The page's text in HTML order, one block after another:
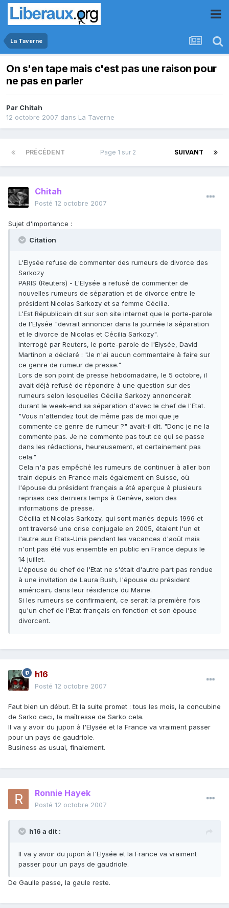
La Taverne
On s'en tape mais c'est pas une raison pour
ne pas en parler
Par Chitah
12 octobre 2007 dans La Taverne
PRÉCÉDENT SUIVANT
Page 1 sur 2
Chitah
Posté 12 octobre 2007
Sujet d'importance :
Citation
L'Elysée refuse de commenter des rumeurs de divorce des
Sarkozy
PARIS (Reuters) - L'Elysée a refusé de commenter de
nouvelles rumeurs de séparation et de divorce entre le
président Nicolas Sarkozy et sa femme Cécilia.
L'Est Républicain dit sur son site internet que le porte-parole
de l'Elysée "devrait annoncer dans la journée la séparation
et le divorce de Nicolas et Cécilia Sarkozy".
Interrogé par Reuters, le porte-parole de l'Elysée, David
Martinon a déclaré : "Je n'ai aucun commentaire à faire sur
ce genre de rumeur de presse."
Lors de son point de presse hebdomadaire, le 5 octobre, il
avait déjà refusé de répondre à une question sur des
rumeurs selon lesquelles Cécilia Sarkozy annoncerait
durant le week-end sa séparation d'avec le chef de l'Etat.
"Vous n'attendez tout de même pas de moi que je
commente ce genre de rumeur ?" avait-il dit. "Donc je ne la
commente pas. Je ne commente pas tout ce qui se passe
dans les rédactions, heureusement, et certainement pas
cela."
Cela n'a pas empêché les rumeurs de continuer à aller bon
train depuis en France mais également en Suisse, où
l'épouse du président français a été aperçue à plusieurs
reprises ces derniers temps à Genève, selon des
informations de presse.
Cécilia et Nicolas Sarkozy, qui sont mariés depuis 1996 et
ont traversé une crise conjugale en 2005, étaient l'un et
l'autre aux Etats-Unis pendant les vacances d'août mais
n'ont pas été vus ensemble en public en France depuis le
14 juillet.
L'épouse du chef de l'Etat ne s'était d'autre part pas rendue
à une invitation de Laura Bush, l'épouse du président
américain, dans leur résidence du Maine.
Si les rumeurs se confirmaient, ce serait la première fois
qu'un chef de l'Etat français en fonction et son épouse
divorcent.
h16
Posté 12 octobre 2007
Faut bien un début. Et la suite promet : tous les mois, la concubine
de Sarko ceci, la maîtresse de Sarko cela.
Il va y avoir du jupon à l'Elysée et la France va vraiment passer
pour un pays de gaudriole.
Business as usual, finalement.
Ronnie Hayek
Posté 12 octobre 2007
h16 a dit :
Il va y avoir du jupon à l'Elysée et la France va vraiment
passer pour un pays de gaudriole.
De Gaulle passe, la gaule reste.